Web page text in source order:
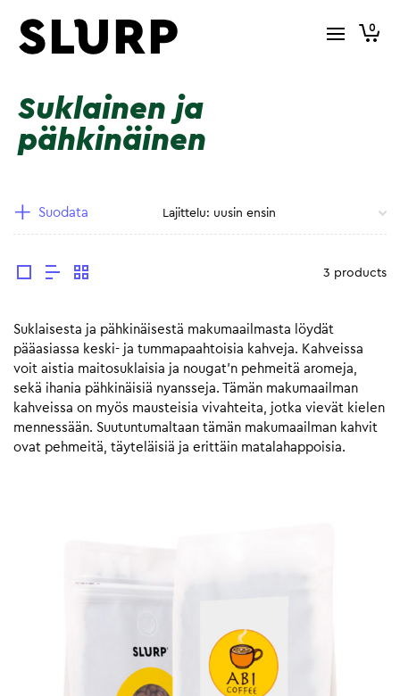
0
Suklainen ja
pähkinäinen
Suodata
3 products
Suklaisesta ja pähkinäisestä makumaailmasta löydät
pääasiassa keski- ja tummapaahtoisia kahveja. Kahveissa
voit aistia maitosuklaisia ja nougat’n pehmeitä aromeja,
sekä ihania pähkinäisiä nyansseja. Tämän makumaailman
kahveissa on myös mausteisia vivahteita, jotka vievät kielen
mennessään. Suutuntumaltaan tämän makumaailman kahvit
ovat pehmeitä, täyteläisiä ja erittäin matalahappoisia.